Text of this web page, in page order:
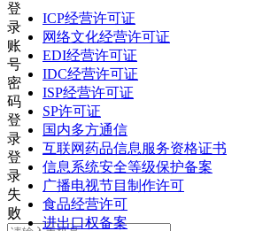
登
录
账
号
密
码
登
录
登
录
失
败
ICP经营许可证
网络文化经营许可证
EDI经营许可证
IDC经营许可证
ISP经营许可证
SP许可证
国内多方通信
互联网药品信息服务资格证书
信息系统安全等级保护备案
广播电视节目制作许可
食品经营许可
进出口权备案